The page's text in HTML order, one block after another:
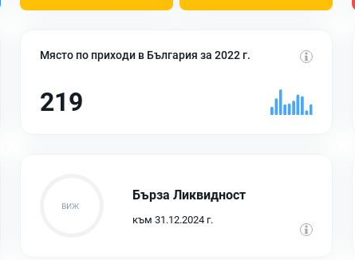
Място по приходи в България за 2022 г.
219
Бърза Ликвидност
към 31.12.2024 г.